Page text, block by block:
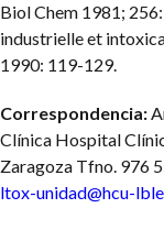
Biol Chem 1981;
industrielle et
1990: 119-129.
Correspondencia:
Clínica Hospital
Zaragoza Tfno. 976
ltox-unidad@hcu-